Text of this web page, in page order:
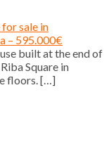
sale in
– 595.000€
built at the end of
Square in
floors.[…]